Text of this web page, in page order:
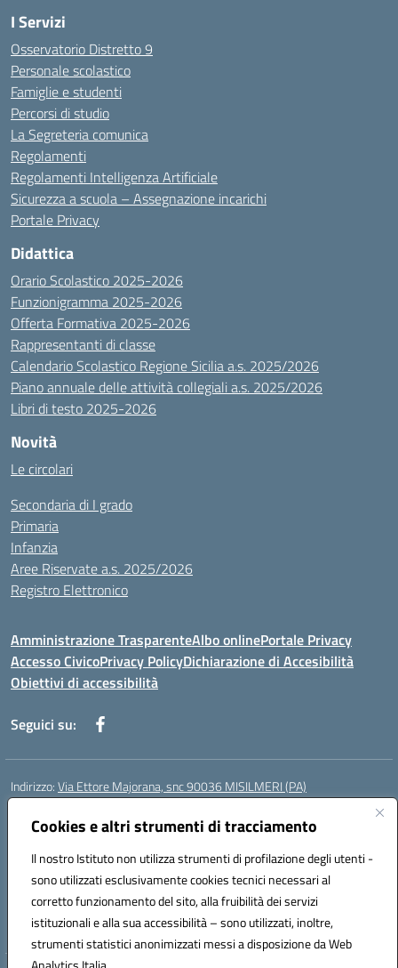
Cookies e altri strumenti di tracciamento
Il nostro Istituto non utilizza strumenti di profilazione degli utenti -
sono utilizzati esclusivamente cookies tecnici necessari al
corretto funzionamento del sito, alla fruibilità dei servizi
istituzionali e alla sua accessibilità – sono utilizzati, inoltre,
strumenti statistici anonimizzati messi a disposizione da Web
I Servizi
Osservatorio Distretto 9
Personale scolastico
Famiglie e studenti
Percorsi di studio
La Segreteria comunica
Regolamenti
Regolamenti Intelligenza Artificiale
Sicurezza a scuola – Assegnazione incarichi
Portale Privacy
Didattica
Orario Scolastico 2025-2026
Funzionigramma 2025-2026
Offerta Formativa 2025-2026
Rappresentanti di classe
Calendario Scolastico Regione Sicilia a.s. 2025/2026
Piano annuale delle attività collegiali a.s. 2025/2026
Libri di testo 2025-2026
Novità
Le circolari
Secondaria di I grado
Primaria
Infanzia
Aree Riservate a.s. 2025/2026
Registro Elettronico
Amministrazione TrasparenteAlbo onlinePortale Privacy
Accesso CivicoPrivacy PolicyDichiarazione di Accesibilità
Obiettivi di accessibilità
Seguici su:
Indirizzo:Via Ettore Majorana, snc 90036 MISILMERI (PA)
Centralino:
Email:PAIC8BW002@istruzione.it
Codice fiscale: 97382260822
Codice meccanografico:
PAIC8BW002
Codice Indice delle Pubbliche Amministrazioni (IPA): istsc_ PAIC8BW002